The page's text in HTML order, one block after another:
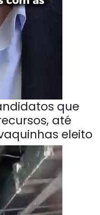
que
até
eleito